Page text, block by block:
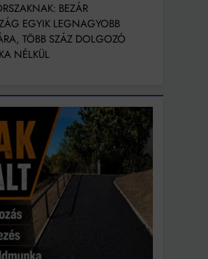
BEZÁR
EGYIK LEGNAGYOBB
TÖBB SZÁZ DOLGOZÓ
NÉLKÜL